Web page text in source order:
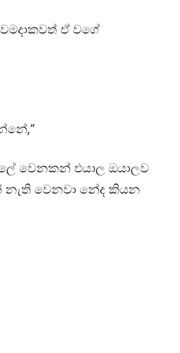
ඒ වගේ
වෙනකන් එයාල ඔයාලව
වෙනවා නේද කියන